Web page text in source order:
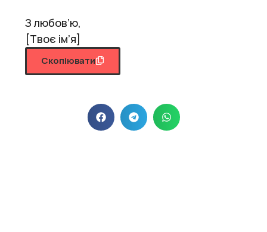
З любов’ю,
[Твоє ім’я]
Скопіювати